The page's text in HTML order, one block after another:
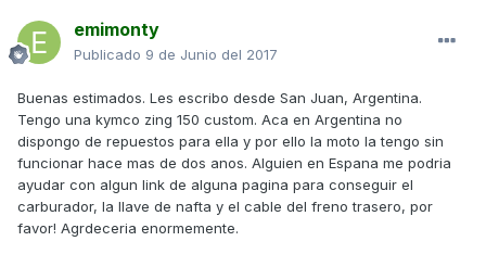
emimonty
Publicado 9 de Junio del 2017
Buenas estimados. Les escribo desde San Juan, Argentina.
Tengo una kymco zing 150 custom. Aca en Argentina no
dispongo de repuestos para ella y por ello la moto la tengo sin
funcionar hace mas de dos anos. Alguien en Espana me podria
ayudar con algun link de alguna pagina para conseguir el
carburador, la llave de nafta y el cable del freno trasero, por
favor! Agrdeceria enormemente.